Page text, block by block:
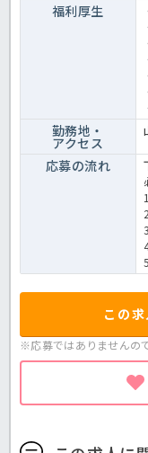
福利厚生
勤務地・
アクセス
応募の流れ
この
※応募ではありませんの